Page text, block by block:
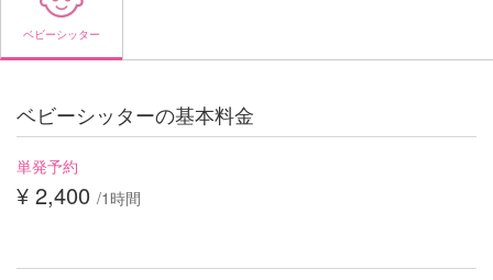
ベビーシッター
ベビーシッターの基本料金
単発予約
¥ 2,400 /1時間